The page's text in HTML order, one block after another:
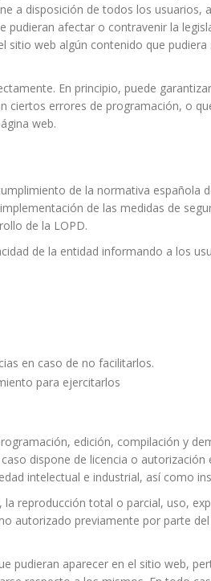
a disposición de todos los
afectar o contravenir la
sitio web algún contenido que
En principio, puede
ciertos errores de programación, o
web.
de la normativa española
de las medidas de
de la LOPD.
de la entidad informando a los
en caso de no facilitarlos.
para ejercitarlos
edición, compilación y
dispone de licencia o
intelectual e industrial, así como
reproducción total o parcial, uso,
autorizado previamente por parte
pudieran aparecer en el sitio web,